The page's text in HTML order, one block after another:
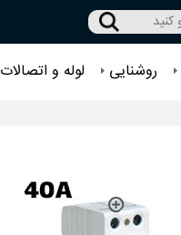
روشنایی لوله و اتصالات